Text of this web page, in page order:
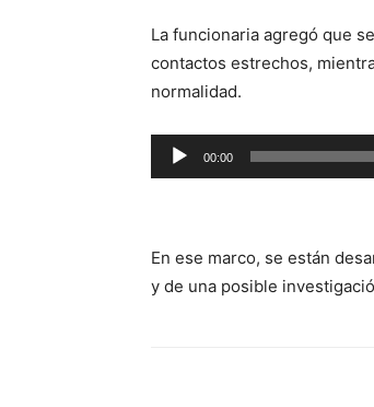
La funcionaria agregó que
contactos estrechos,
normalidad.
Reproductor
de
00:00
En ese marco, se están
y de una posible